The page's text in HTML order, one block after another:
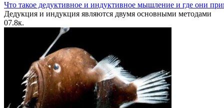
Что такое дедуктивное и индуктивное мышление и где они
Дедукция и индукция являются двумя основными методами
07.8к.